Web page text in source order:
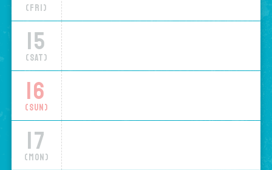
(Fri)
15
(Sat)
16
(Sun)
17
(Mon)